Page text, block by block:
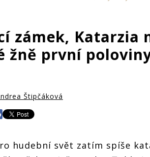
zámek, Katarzia
žně první
Štipčáková
hudební svět zatím spíše